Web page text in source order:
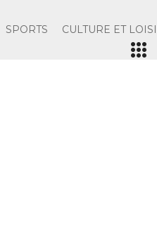
SPORTS CULTURE ET